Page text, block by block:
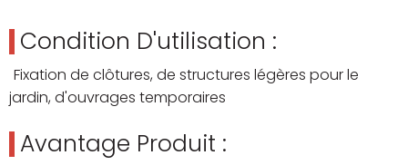
Condition D'utilisation :
Fixation de clôtures, de structures légères pour le
jardin, d'ouvrages temporaires
Avantage Produit :